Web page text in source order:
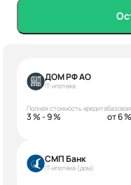
ДОМ РФ АО
IT-ипотека
Полная стоимость кредита
3 % - 9 % от 6 %
СМП Банк
IT-ипотека (дом)